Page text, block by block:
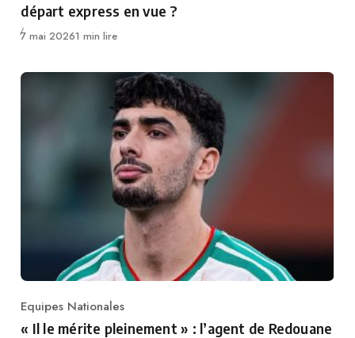
départ express en vue ?
Publié
7 mai 20261 min lire
Category
Equipes Nationales
« Il le mérite pleinement » : l’agent de Redouane